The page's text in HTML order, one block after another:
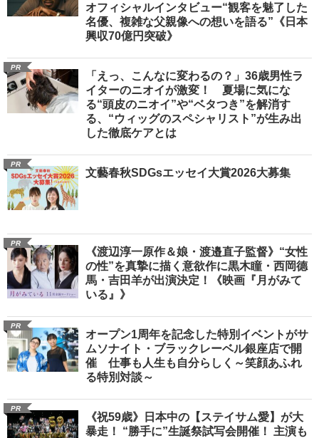
オフィシャルインタビュー“観客を魅了した
名優、複雑な父親像への想いを語る”《日本
興収70億円突破》
PR
「えっ、こんなに変わるの？」36歳男性ラ
イターのニオイが激変！ 夏場に気にな
る“頭皮のニオイ”や“ベタつき”を解消す
る、“ウィッグのスペシャリスト”が生み出
した徹底ケアとは
PR
文藝春秋SDGsエッセイ大賞2026大募集
PR
《渡辺淳一原作＆娘・渡邉直子監督》“女性
の性”を真摯に描く意欲作に黒木瞳・西岡德
馬・吉田羊が出演決定！《映画『月がみて
いる』》
PR
オープン1周年を記念した特別イベントがサ
ムソナイト・ブラックレーベル銀座店で開
催 仕事も人生も自分らしく～笑顔あふれ
る特別対談～
PR
《祝59歳》日本中の【ステイサム愛】が大
暴走！ “勝手に”生誕祭試写会開催！ 主演も